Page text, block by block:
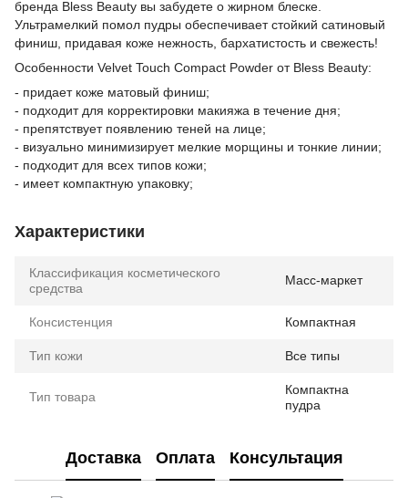
бренда Bless Beauty вы забудете о жирном блеске.
Ультрамелкий помол пудры обеспечивает стойкий сатиновый
финиш, придавая коже нежность, бархатистость и свежесть!
Особенности Velvet Touch Compact Powder от Bless Beauty:
- придает коже матовый финиш;
- подходит для корректировки макияжа в течение дня;
- препятствует появлению теней на лице;
- визуально минимизирует мелкие морщины и тонкие линии;
- подходит для всех типов кожи;
- имеет компактную упаковку;
Характеристики
Классификация косметического
средства
Масс-маркет
Консистенция Компактная
Тип кожи Все типы
Тип товара
Компактна
пудра
Доставка Оплата Консультация